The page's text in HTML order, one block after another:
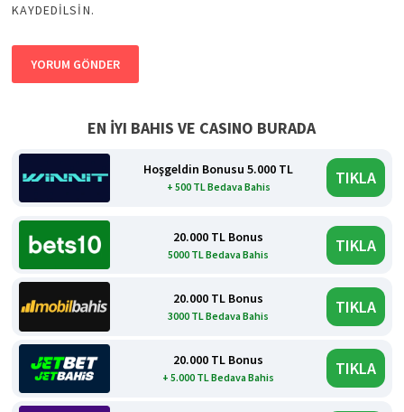
KAYDEDILSIN.
EN İYI BAHIS VE CASINO BURADA
Hoşgeldin Bonusu 5.000 TL
+ 500 TL Bedava Bahis TIKLA
20.000 TL Bonus
5000 TL Bedava Bahis TIKLA
20.000 TL Bonus
3000 TL Bedava Bahis TIKLA
20.000 TL Bonus
+ 5.000 TL Bedava Bahis TIKLA